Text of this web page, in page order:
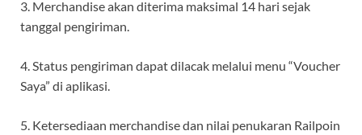
3. Merchandise akan diterima maksimal 14 hari sejak
tanggal pengiriman.
4. Status pengiriman dapat dilacak melalui menu “Voucher
Saya” di aplikasi.
5. Ketersediaan merchandise dan nilai penukaran Railpoin